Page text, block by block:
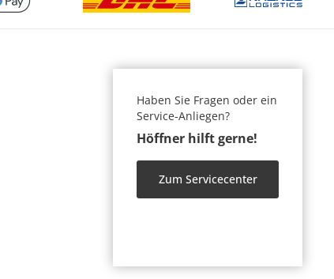
Haben Sie Fragen oder ein
Service-Anliegen?
Höffner hilft gerne!
Zum Servicecenter